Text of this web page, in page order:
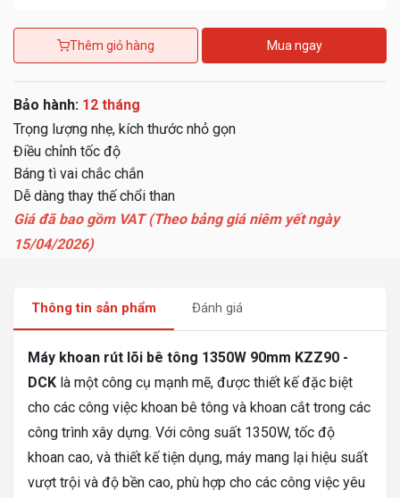
Thêm giỏ hàng Mua ngay
Bảo hành: 12 tháng
Trọng lượng nhẹ, kích thước nhỏ gọn
Điều chỉnh tốc độ
Báng tì vai chắc chắn
Dễ dàng thay thế chổi than
Giá đã bao gồm VAT (Theo bảng giá niêm yết ngày
15/04/2026)
Thông tin sản phẩm Đánh giá
Máy khoan rút lõi bê tông 1350W 90mm KZZ90 -
DCK là một công cụ mạnh mẽ, được thiết kế đặc biệt
cho các công việc khoan bê tông và khoan cắt trong các
công trình xây dựng. Với công suất 1350W, tốc độ
khoan cao, và thiết kế tiện dụng, máy mang lại hiệu suất
vượt trội và độ bền cao, phù hợp cho các công việc yêu